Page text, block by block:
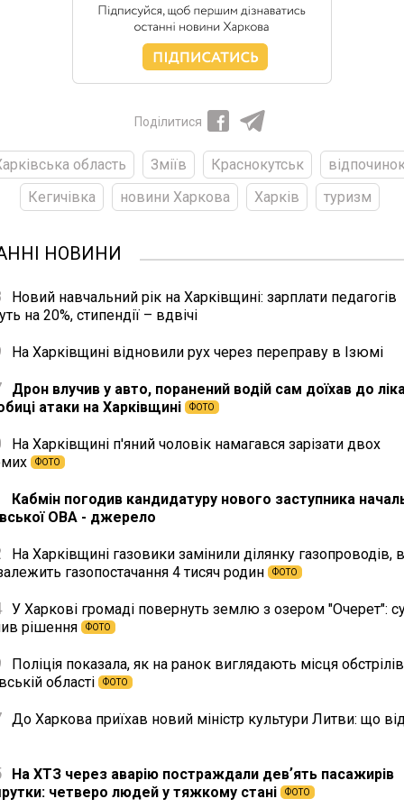
Поділитися
область Зміїв Краснокутськ
Кегичівка
новини Харкова Харків туризм
НОВИНИ
Новий навчальний рік на Харківщині: зарплати педагогів
на 20%, стипендії – вдвічі
На Харківщині відновили рух через переправу в Ізюмі
Дрон влучив у авто, поранений водій сам доїхав до
атаки на Харківщині
ФОТО
На Харківщині п'яний чоловік намагався зарізати двох
ФОТО
Кабмін погодив кандидатуру нового заступника
ОВА - джерело
На Харківщині газовики замінили ділянку газопроводів,
газопостачання 4 тисяч родин
ФОТО
У Харкові громаді повернуть землю з озером "Очерет":
рішення
ФОТО
Поліція показала, як на ранок виглядають місця
області
ФОТО
До Харкова приїхав новий міністр культури Литви: що
На ХТЗ через аварію постраждали девʼять пасажирів
четверо людей у тяжкому стані
ФОТО